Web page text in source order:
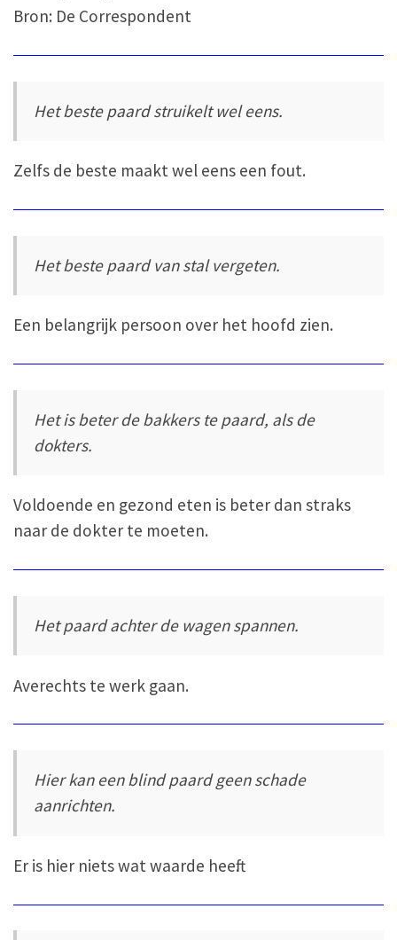
Bron: De Correspondent
Het beste paard struikelt wel eens.
Zelfs de beste maakt wel eens een fout.
Het beste paard van stal vergeten.
Een belangrijk persoon over het hoofd zien.
Het is beter de bakkers te paard, als de
dokters.
Voldoende en gezond eten is beter dan straks
naar de dokter te moeten.
Het paard achter de wagen spannen.
Averechts te werk gaan.
Hier kan een blind paard geen schade
aanrichten.
Er is hier niets wat waarde heeft.